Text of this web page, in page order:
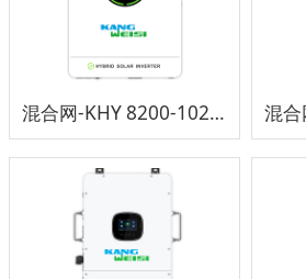
混合网-KHY 8200-10200TL-48TX2